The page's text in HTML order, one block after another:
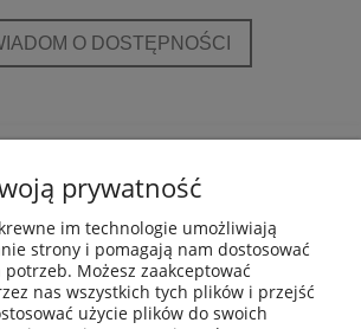
O DOSTĘPNOŚCI
INFORMACJE
I DOSTAWA
prywatność
im technologie umożliwiają
strony i pomagają nam dostosować
Możesz zaakceptować
nas wszystkich tych plików i przejść
użycie plików do swoich